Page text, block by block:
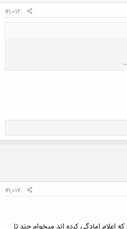
#1,016
کنید تا باز شود...
#1,017
اعلام امادگی کرده اند میخوام چند تا